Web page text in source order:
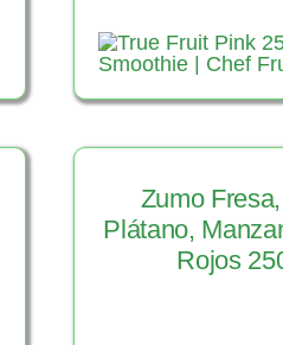
Zumo
Plátano,
Rojos